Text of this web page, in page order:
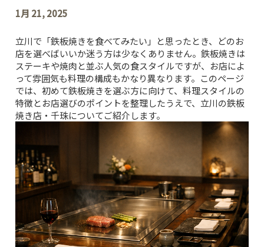
1月 21, 2025
立川で「鉄板焼きを食べてみたい」と思ったとき、どのお
店を選べばいいか迷う方は少なくありません。鉄板焼きは
ステーキや焼肉と並ぶ人気の食スタイルですが、お店によ
って雰囲気も料理の構成もかなり異なります。このページ
では、初めて鉄板焼きを選ぶ方に向けて、料理スタイルの
特徴とお店選びのポイントを整理したうえで、立川の鉄板
焼き店・千珠についてご紹介します。